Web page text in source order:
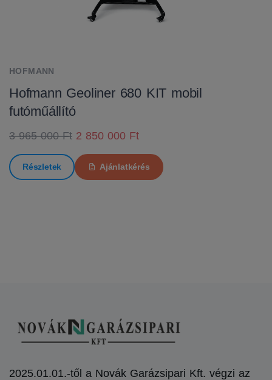
HOFMANN
Hofmann Geoliner 680 KIT mobil
futóműállító
3 965 000 Ft 2 850 000 Ft
Részletek Ajánlatkérés
2025.01.01.-től a Novák Garázsipari Kft. végzi az